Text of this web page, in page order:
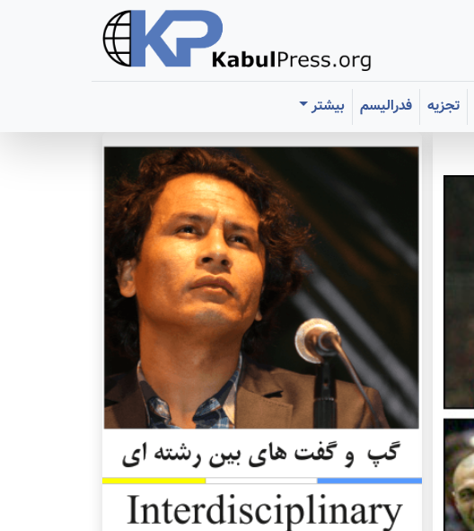
تجزیه فدرالیسم
بیشتر